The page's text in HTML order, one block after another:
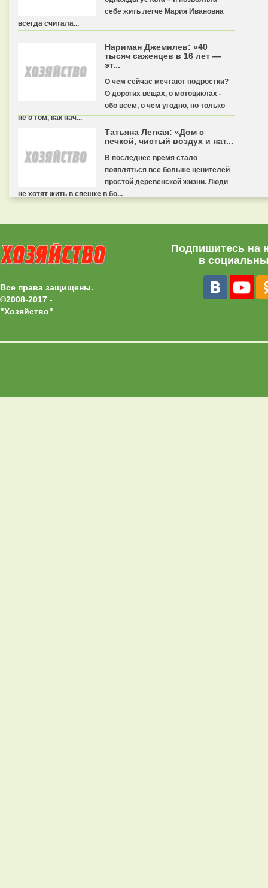
себе жить легче Мария Ивановна
всегда считала...
Нариман Джемилев: «40
тысяч саженцев в 16 лет —
эт...
О чем сейчас мечтают подростки?
О дорогих вещах, о мотоциклах -
обо всем, о чем угодно, но только
не о том, как нач...
Татьяна Легкая: «Дом с
печкой, чистый воздух и нат...
В последнее время стало
появляться все больше ценителей
простой деревенской жизни. Люди
не хотят жить в спешке в бо...
Все права защищены.
©2008-2017 -
"Хозяйство"
Подпишитесь на
в